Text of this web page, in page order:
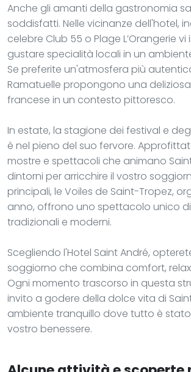
Anche gli amanti della gastronomia
soddisfatti. Nelle vicinanze dell'hotel,
celebre Club 55 o Plage L’Orangerie
gustare specialità locali in un
Se preferite un'atmosfera più
Ramatuelle propongono una
francese in un contesto pittoresco.
In estate, la stagione dei festival e
è nel pieno del suo fervore.
mostre e spettacoli che animano
dintorni per arricchire il vostro
principali, le Voiles de Saint-Tropez,
anno, offrono uno spettacolo unico di
tradizionali e moderni.
Scegliendo l'Hotel Saint André,
soggiorno che combina comfort,
Ogni momento trascorso in questa
invito a godere della dolce vita di
ambiente tranquillo dove tutto è
vostro benessere.